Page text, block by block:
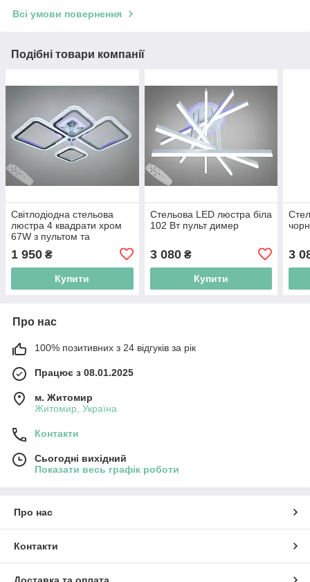
Всі умови повернення
Подібні товари компанії
Світлодіодна стельова
люстра 4 квадрати хром
67W з пультом та
1 950 ₴
Купити
Стельова LED люстра біла
102 Вт пульт димер
3 080₴
Купити
3
Про нас
100% позитивних з 24 відгуків за рік
Працює з 08.01.2025
м. Житомир
Житомир, Україна
Контакти
Сьогодні вихідний
Показати весь графік роботи
Про нас
Контакти